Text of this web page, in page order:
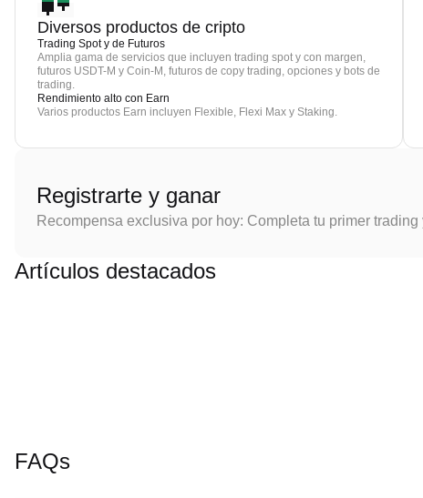
Diversos productos de cripto
Trading Spot y de Futuros
Amplia gama de servicios que incluyen trading spot y con margen,
futuros USDT-M y Coin-M, futuros de copy trading, opciones y bots de
trading.
Rendimiento alto con Earn
Varios productos Earn incluyen Flexible, Flexi Max y Staking.
Registrarte y ganar
Recompensa exclusiva por hoy: Completa tu primer
Artículos destacados
FAQs